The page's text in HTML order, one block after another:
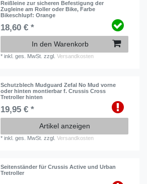
Reißleine zur sicheren Befestigung der
Zugleine am Roller oder Bike, Farbe
Bikeschlupf: Orange
18,60 € *
In den Warenkorb
*inkl. ges. MwSt. zzgl.Versandkosten
Schutzblech Mudguard Zefal No Mud vorne
oder hinten montierbar f. Crussis Cross
Tretroller hinten
19,95 € *
Artikel anzeigen
*inkl. ges. MwSt. zzgl.Versandkosten
Seitenständer für Crussis Active und Urban
Tretroller